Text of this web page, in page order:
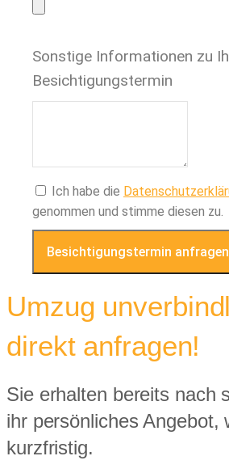
Sonstige Informationen zu
Besichtigungstermin
Ich habe die
genommen und stimme diesen zu.
Besichtigungstermin anfragen
Umzug
direkt anfragen!
Sie erhalten bereits nach
ihr persönliches Angebot,
kurzfristig.